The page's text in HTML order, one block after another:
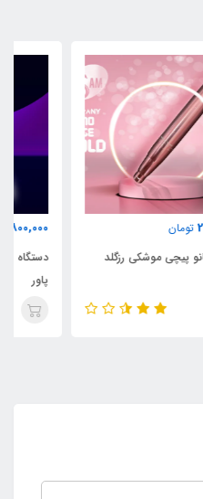
2,800,000
دستگاه پیچی ۵ زمانه قدرتمند نانو